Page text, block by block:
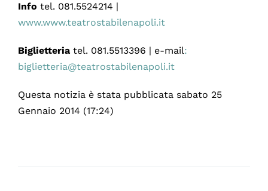
Info tel. 081.5524214 |
www.www.teatrostabilenapoli.it
Biglietteria tel. 081.5513396 | e-mail:
biglietteria@teatrostabilenapoli.it
Questa notizia è stata pubblicata sabato 25
Gennaio 2014 (17:24)